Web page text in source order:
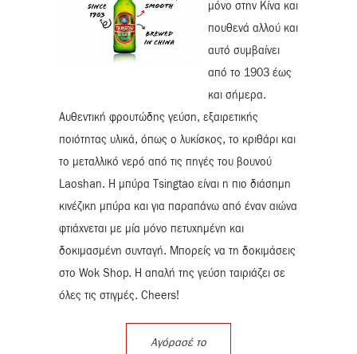
μόνο στην Κίνα και
πουθενά αλλού και
αυτό συμβαίνει
από το 1903 έως
και σήμερα.
Αυθεντική φρουτώδης γεύση, εξαιρετικής
ποιότητας υλικά, όπως ο λυκίσκος, το κριθάρι και
το μεταλλικό νερό από τις πηγές του βουνού
Laoshan. Η μπύρα Tsingtao είναι η πιο διάσημη
κινέζικη μπύρα και για παραπάνω από έναν αιώνα
φτιάχνεται με μία μόνο πετυχημένη και
δοκιμασμένη συνταγή. Μπορείς να τη δοκιμάσεις
στο Wok Shop. Η απαλή της γεύση ταιριάζει σε
όλες τις στιγμές. Cheers!
Αγόρασέ το